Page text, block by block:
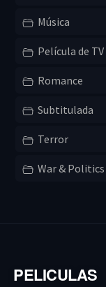
Música
Película de TV
Romance
Subtitulada
Terror
War & Politics
PELICULAS